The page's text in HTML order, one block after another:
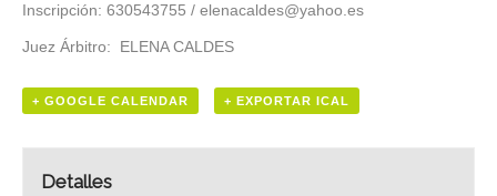
Inscripción: 630543755 / elenacaldes@yahoo.es
Juez Árbitro: ELENA CALDES
+ GOOGLE CALENDAR + EXPORTAR ICAL
Detalles